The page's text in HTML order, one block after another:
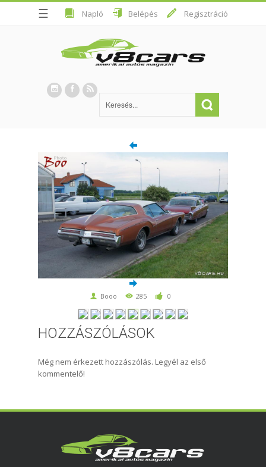
☰ Napló Belépés Regisztráció
Booo 285 0
HOZZÁSZÓLÁSOK
Még nem érkezett hozzászólás. Legyél az első
kommentelő!